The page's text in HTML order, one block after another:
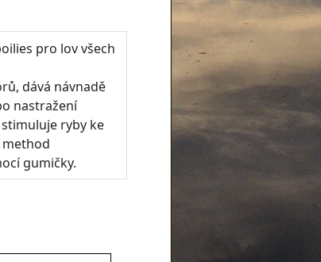
pro lov všech
dává návnadě
nastražení
ryby ke
method
gumičky.